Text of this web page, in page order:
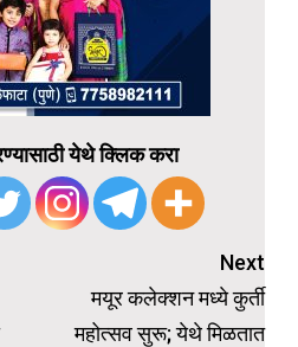
येथे क्लिक करा
Next
मयूर कलेक्शन मध्ये कुर्ती
महोत्सव सुरू; येथे मिळतात